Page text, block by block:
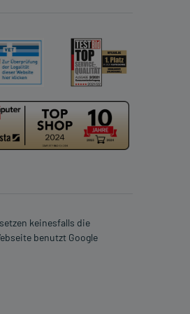
keinesfalls die
benutzt Google